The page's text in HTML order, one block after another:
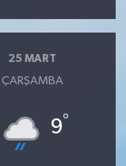
25 MART
ÇARŞAMBA
9°